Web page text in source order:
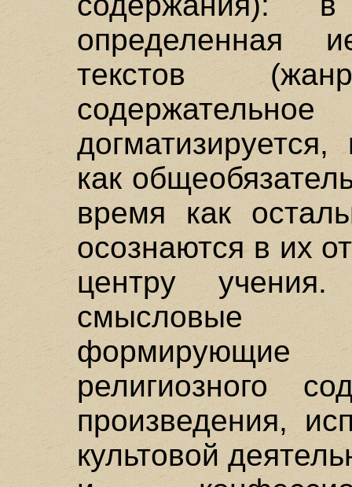
определенная
текстов
догматизируется,
как
время как
осознаются в их
центру
смысловые
религиозного
произведения,
культовой